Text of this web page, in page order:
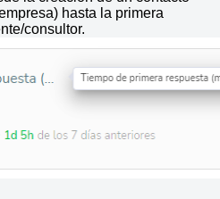
hasta la primera
consultor.